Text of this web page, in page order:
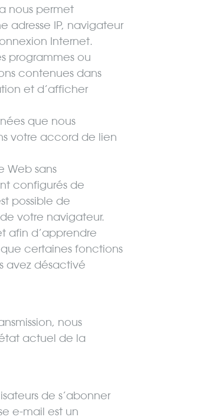
nous permet
adresse IP, navigateur
Internet.
programmes ou
contenues dans
et d’afficher
que nous
votre accord de lien
Web sans
configurés de
possible de
votre navigateur.
afin d’apprendre
certaines fonctions
avez désactivé
nous
actuel de la
de s’abonner
e-mail est un